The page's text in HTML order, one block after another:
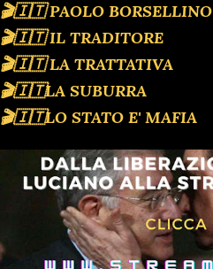
🎬🇮🇹 PAOLO BORSELLINO
🎬🇮🇹 IL TRADITORE
🎬🇮🇹 LA TRATTATIVA
🎬🇮🇹LA SUBURRA
🎬🇮🇹LO STATO E' MAFIA